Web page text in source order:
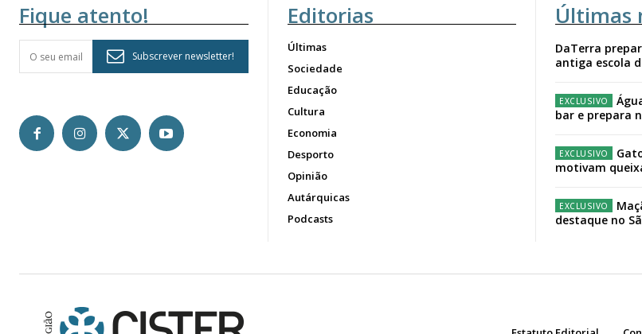
Fique atento!
Subscrever newsletter!
Editorias
Últimas
Sociedade
Educação
Cultura
Economia
Desporto
Opinião
Autárquicas
Podcasts
Últimas
DaTerra
antiga escola
bar e prepara
motivam
destaque no